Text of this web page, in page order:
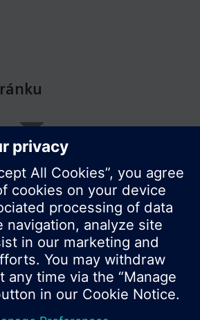
Ltd. 2017
ceny se mohou pro každou